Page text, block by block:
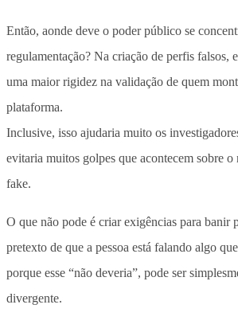
Então, aonde deve o poder público se
regulamentação? Na criação de perfis falsos,
uma maior rigidez na validação de quem
plataforma.
Inclusive, isso ajudaria muito os
evitaria muitos golpes que acontecem sobre
fake.
O que não pode é criar exigências para banir
pretexto de que a pessoa está falando algo
porque esse “não deveria”, pode ser
divergente.